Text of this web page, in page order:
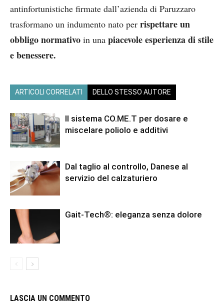
antinfortunistiche firmate dall’azienda di Paruzzaro
trasformano un indumento nato per rispettare un
obbligo normativo in una piacevole esperienza di stile
e benessere.
ARTICOLI CORRELATI DELLO STESSO AUTORE
Il sistema CO.ME.T per dosare e
miscelare poliolo e additivi
Dal taglio al controllo, Danese al
servizio del calzaturiero
Gait-Tech®: eleganza senza dolore
LASCIA UN COMMENTO